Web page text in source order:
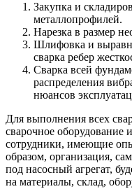
Закупка и
металлопрофилей.
Нарезка в размер
Шлифовка и
сварка ребер
Сварка всей
распределения
нюансов
Для выполнения всех
сварочное оборудование
сотрудники, имеющие
образом, организация,
под насосный агрегат,
на материалы, склад,